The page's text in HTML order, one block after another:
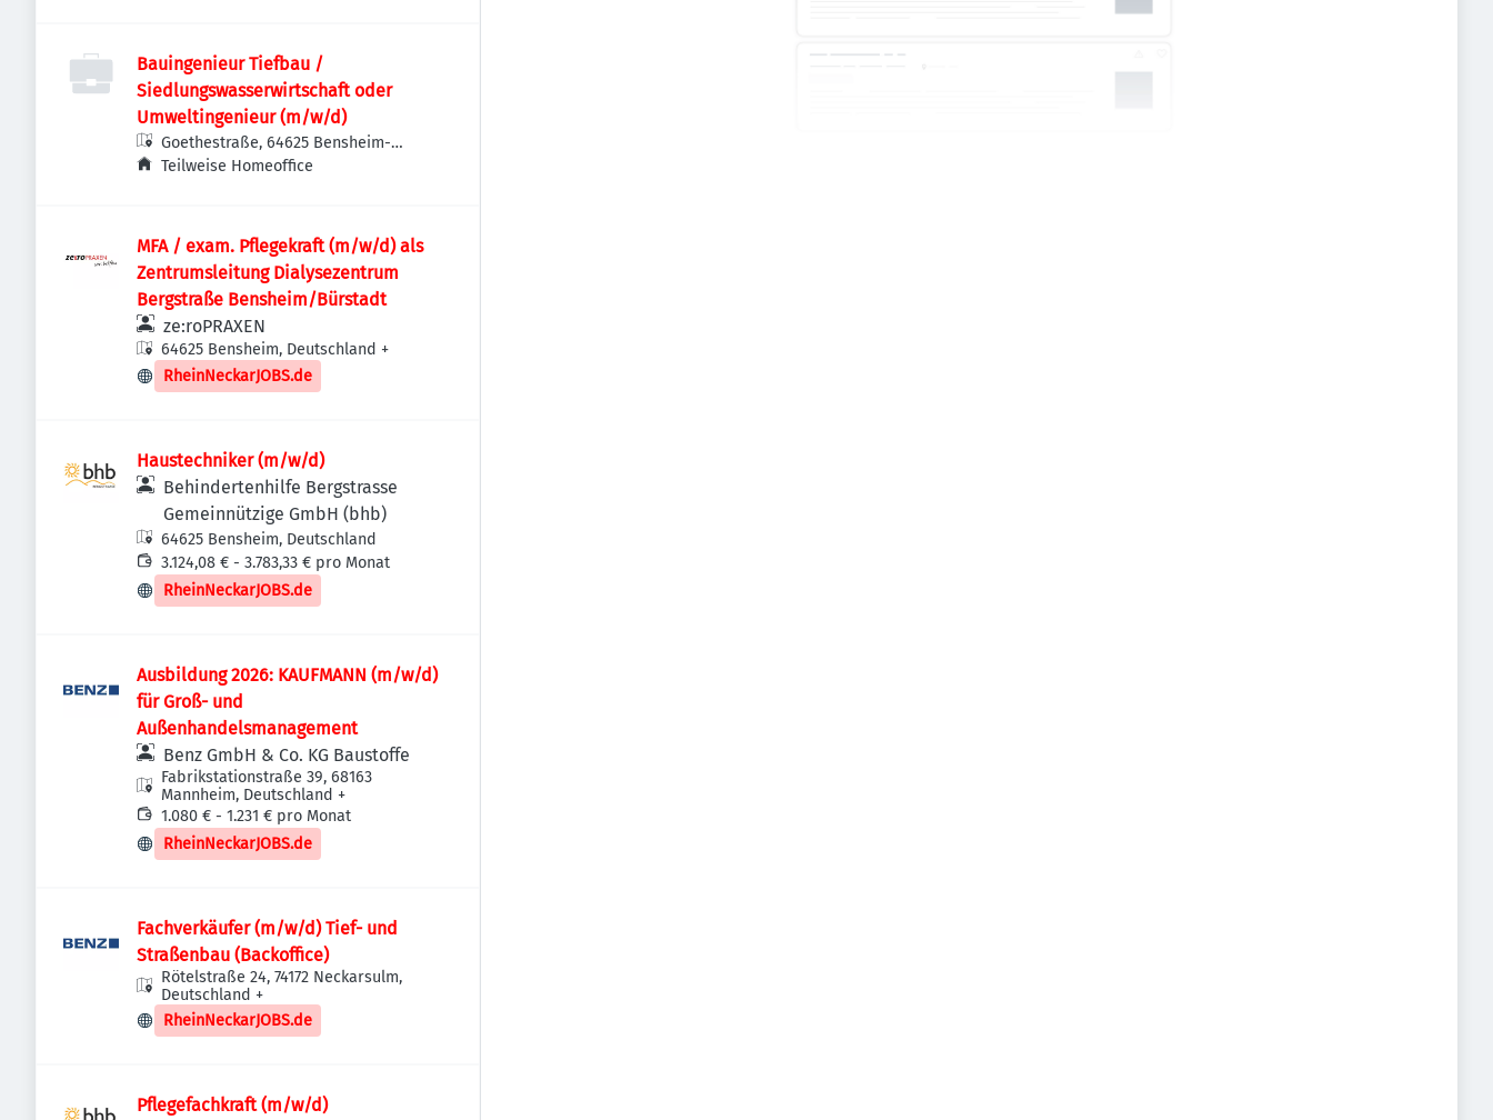
Bauingenieur Tiefbau /
Siedlungswasserwirtschaft oder
Umweltingenieur (m/w/d)
Goethestraße, 64625 Bensheim-
Auerbach, Deutschland
Teilweise Homeoffice
MFA / exam. Pflegekraft (m/w/d) als
Zentrumsleitung Dialysezentrum
Bergstraße Bensheim/Bürstadt
ze:roPRAXEN
64625 Bensheim, Deutschland +
RheinNeckarJOBS.de
Haustechniker (m/w/d)
Behindertenhilfe Bergstrasse
Gemeinnützige GmbH (bhb)
64625 Bensheim, Deutschland
3.124,08 € - 3.783,33 € pro Monat
RheinNeckarJOBS.de
Ausbildung 2026: KAUFMANN (m/w/d)
für Groß- und
Außenhandelsmanagement
Benz GmbH & Co. KG Baustoffe
Fabrikstationstraße 39, 68163
Mannheim, Deutschland +
1.080 € - 1.231 € pro Monat
RheinNeckarJOBS.de
Fachverkäufer (m/w/d) Tief- und
Straßenbau (Backoffice)
Rötelstraße 24, 74172 Neckarsulm,
Deutschland +
RheinNeckarJOBS.de
Pflegefachkraft (m/w/d)